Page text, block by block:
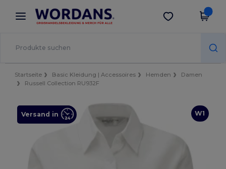
× Wordans App
Bessere Preise in der App!
App holen
Startseite Basic Kleidung | Accessoires Hemden
Damen
Russell Collection RU932F
W1
Versand in